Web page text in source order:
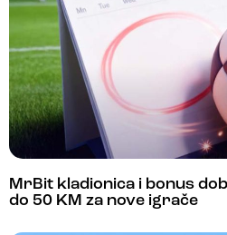
MrBit kladionica i bonus
do 50 KM za nove igrače